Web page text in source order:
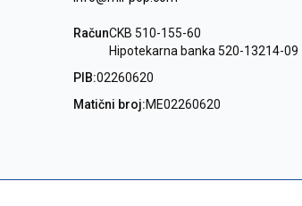
RačunCKB 510-155-60
Hipotekarna banka 520-13214-09
PIB:02260620
Matični broj:ME02260620